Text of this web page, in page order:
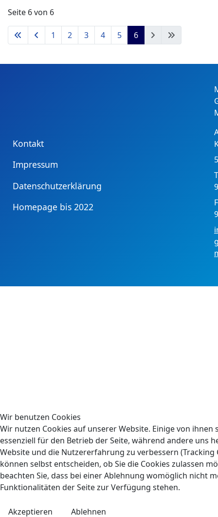
Seite 6 von 6
1 2 3 4 5 6
Kontakt
Impressum
Datenschutzerklärung
Homepage bis 2022
Wir benutzen Cookies
Wir nutzen Cookies auf unserer Website. Einige von ihnen
essenziell für den Betrieb der Seite, während andere uns
Website und die Nutzererfahrung zu verbessern (Tracking
können selbst entscheiden, ob Sie die Cookies zulassen
beachten Sie, dass bei einer Ablehnung womöglich nicht
Funktionalitäten der Seite zur Verfügung stehen.
Akzeptieren Ablehnen